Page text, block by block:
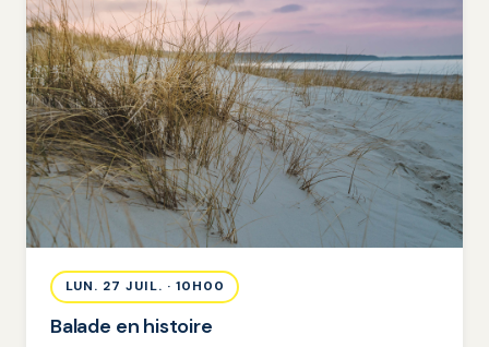
LUN. 27 JUIL. · 10H00
Balade en histoire